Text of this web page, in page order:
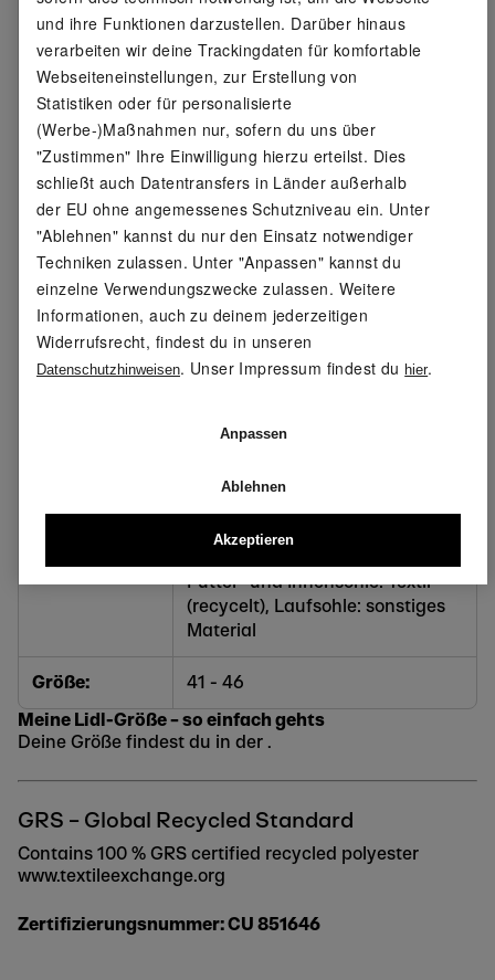
Detail:
herausnehmbare, vorgeformte
und gepolsterte Einlegesohle,
angenehmes Tragegefühl durch
textile Innenausstattung, mit
TR-Geleinsatz
Funktion:
Strobel-Machart für hohe
Flexibilität und optimale
Passform – das Obermaterial ist
direkt mit der Innensohle
vernäht
Schuhweite: -
Gummimischung mit
Futter- und Innensohle: Textil
(recycelt), Laufsohle: sonstiges
Material
Größe:
41 - 46
Meine Lidl-Größe – so einfach gehts
Deine Größe findest du in der .
GRS – Global Recycled Standard
Contains 100 % GRS certified recycled polyester
www.textileexchange.org
Zertifizierungsnummer: CU 851646
und ihre Funktionen darzustellen. Darüber hinaus
verarbeiten wir deine Trackingdaten für komfortable
Webseiteneinstellungen, zur Erstellung von
Statistiken oder für personalisierte
(Werbe-)Maßnahmen nur, sofern du uns über
"Zustimmen" Ihre Einwilligung hierzu erteilst. Dies
schließt auch Datentransfers in Länder außerhalb
der EU ohne angemessenes Schutzniveau ein. Unter
"Ablehnen" kannst du nur den Einsatz notwendiger
Techniken zulassen. Unter "Anpassen" kannst du
einzelne Verwendungszwecke zulassen. Weitere
Informationen, auch zu deinem jederzeitigen
Widerrufsrecht, findest du in unseren
Datenschutzhinweisen. Unser Impressum findest du hier.
Anpassen
Ablehnen
Akzeptieren